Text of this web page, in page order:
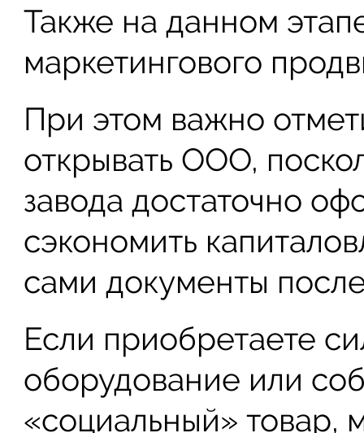
Также на данном
маркетингового
При этом важно
открывать ООО,
завода достаточно
сэкономить
сами документы
Если приобретаете
оборудование или
«социальный» товар,